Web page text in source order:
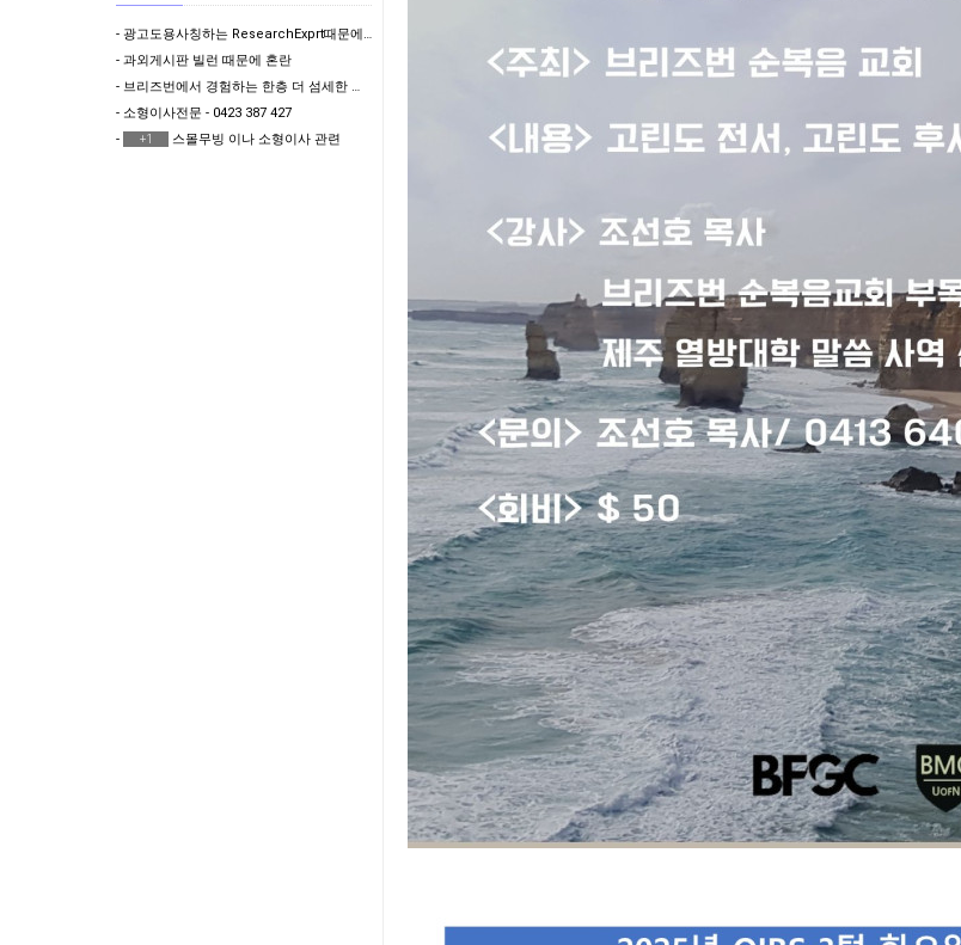
- 광고도용사칭하는 ResearchExprt때문에 많은 분들이 피해보고 있습니다
- 과외게시판 빌런 때문에 혼란
- 브리즈번에서 경험하는 한층 더 섬세한 한국식 & 일본식 마사지 테라피 뷰티샵
- 소형이사전문 - 0423 387 427
-
+1 스몰무빙 이나 소형이사 관련